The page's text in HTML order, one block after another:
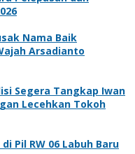
Nama Baik
Arsadianto
Segera Tangkap Iwan
Lecehkan Tokoh
Pil RW 06 Labuh Baru